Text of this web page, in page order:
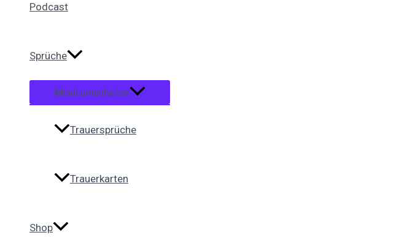
Podcast
Sprüche
Menü umschalten
Trauersprüche
Trauerkarten
Shop